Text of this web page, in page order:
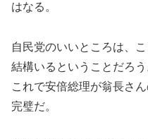
はなる。
自民党のいいところは、
結構いるということだろう
これで安倍総理が翁長さ
完璧だ。